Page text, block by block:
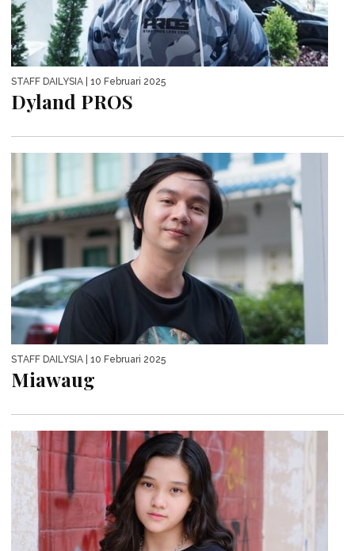
STAFF DAILYSIA | 10 Februari 2025
Dyland PROS
STAFF DAILYSIA | 10 Februari 2025
Miawaug